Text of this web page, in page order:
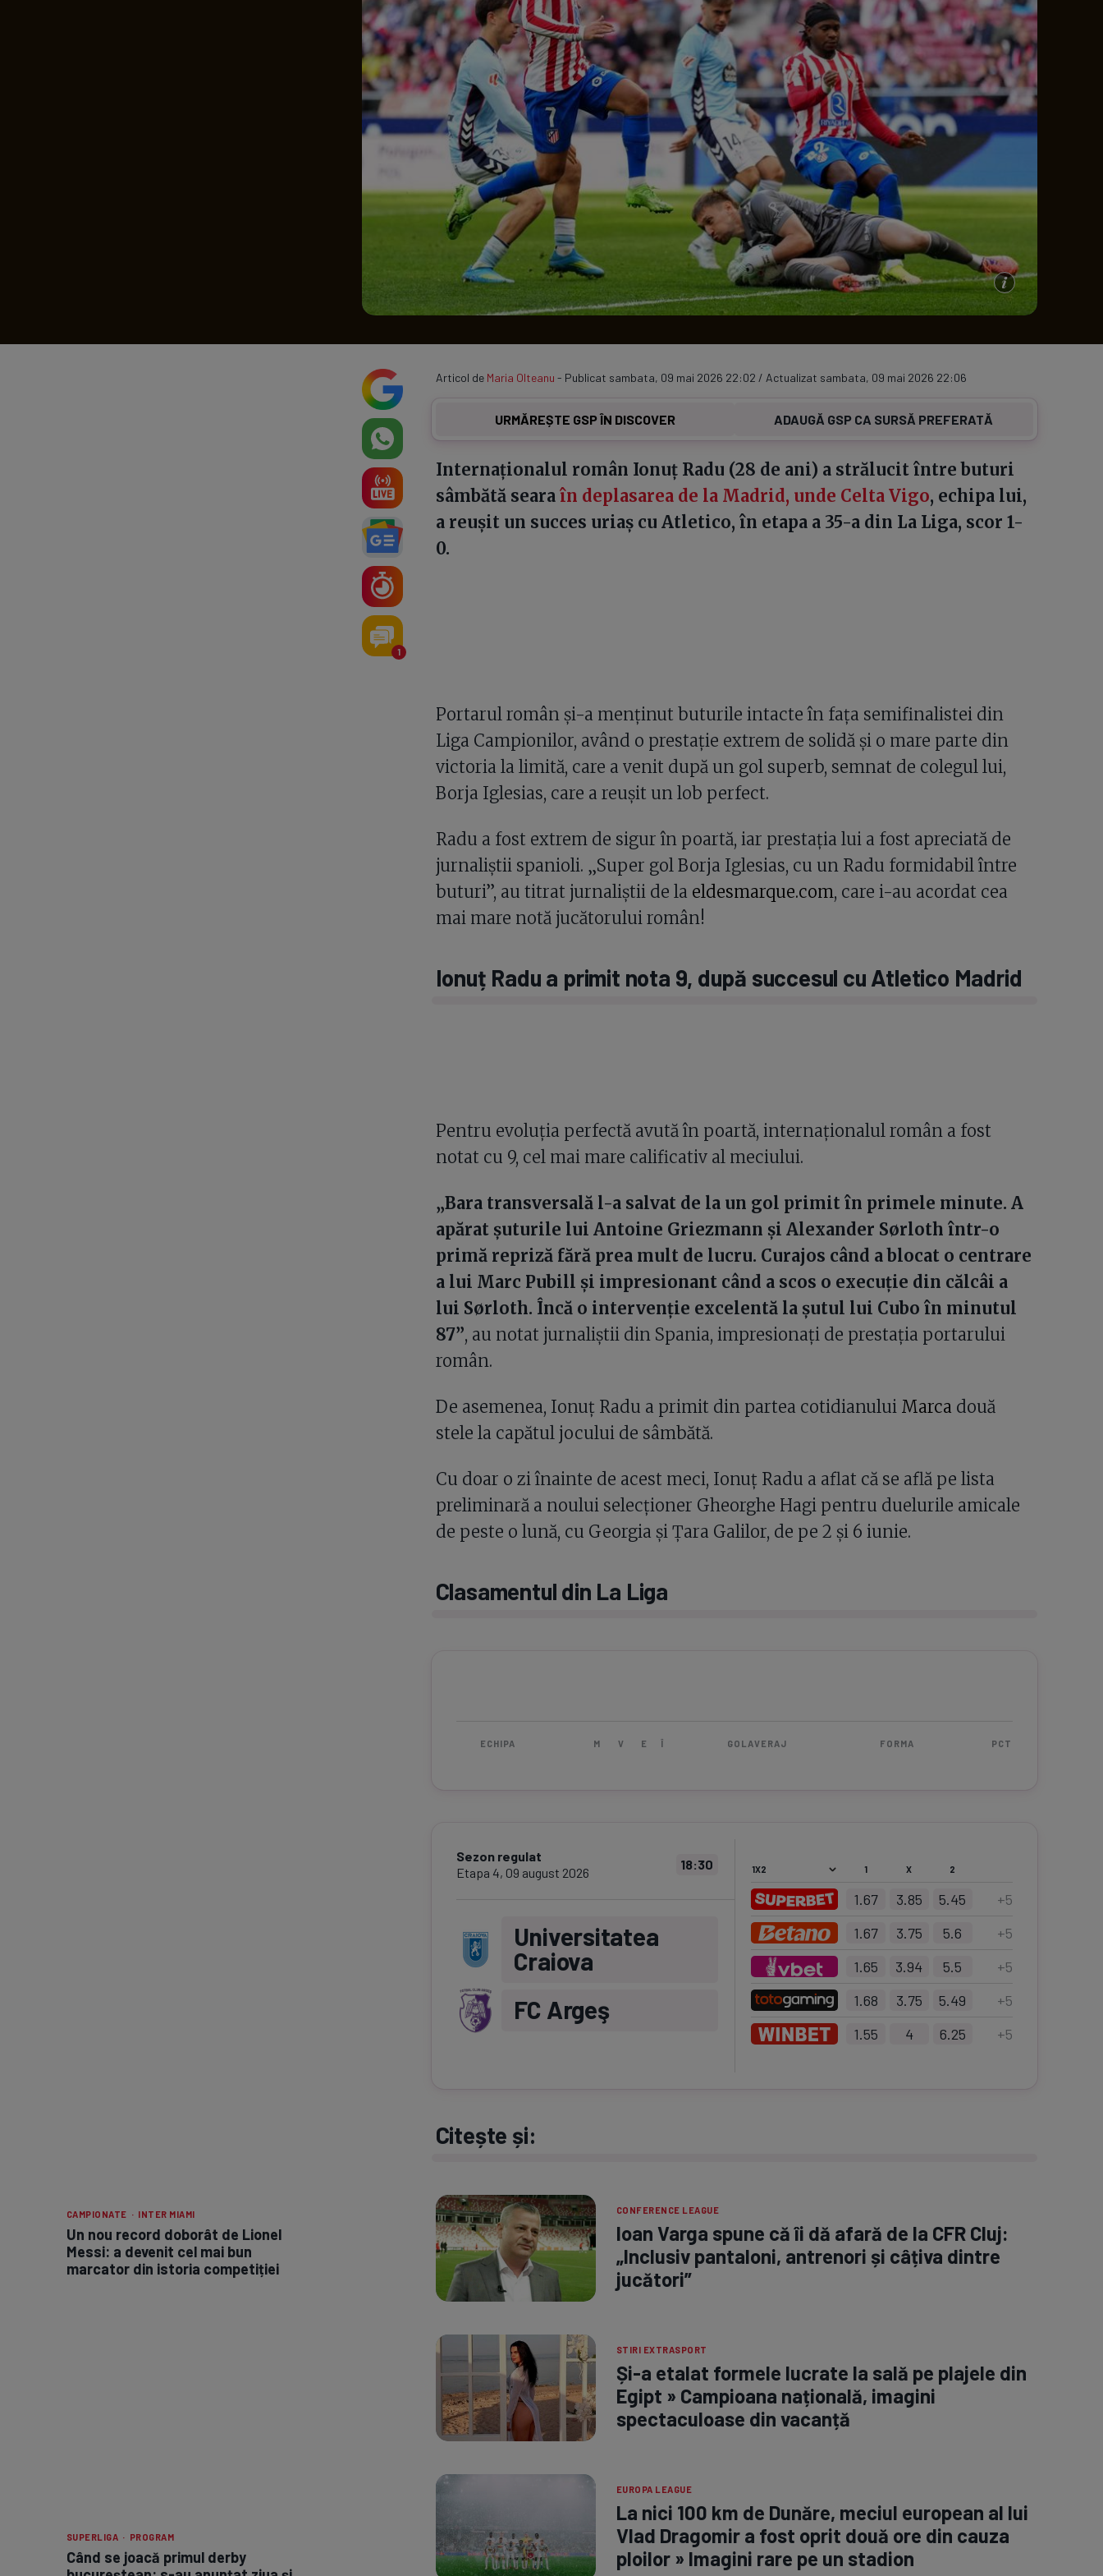
Serie A
Echipe Meciuri Clasament
Program TV
CAMPIONATE · INTER MIAMI
Un nou record doborât de Lionel
Messi: a devenit cel mai bun
marcator din istoria competiției
SUPERLIGA · PROGRAM
Când se joacă primul derby
1
Articol de Maria Olteanu - Publicat sambata, 09 mai 2026 22:02 / Actualizat sambata, 09 mai 2026 22:06
URMĂREȘTE GSP ÎN DISCOVER ADAUGĂ GSP CA SURSĂ PREFERATĂ
Internaționalul român Ionuț Radu (28 de ani) a strălucit între buturi
sâmbătă seara în deplasarea de la Madrid, unde Celta Vigo, echipa lui,
a reușit un succes uriaș cu Atletico, în etapa a 35-a din La Liga, scor 1-
0.
Portarul român și-a menținut buturile intacte în fața semifinalistei din
Liga Campionilor, având o prestație extrem de solidă și o mare parte din
victoria la limită, care a venit după un gol superb, semnat de colegul lui,
Borja Iglesias, care a reușit un lob perfect.
Radu a fost extrem de sigur în poartă, iar prestația lui a fost apreciată de
jurnaliștii spanioli. „Super gol Borja Iglesias, cu un Radu formidabil între
buturi”, au titrat jurnaliștii de la eldesmarque.com, care i-au acordat cea
mai mare notă jucătorului român!
Ionuț Radu a primit nota 9, după succesul cu Atletico Madrid
Pentru evoluția perfectă avută în poartă, internaționalul român a fost
notat cu 9, cel mai mare calificativ al meciului.
„Bara transversală l-a salvat de la un gol primit în primele minute. A
apărat șuturile lui Antoine Griezmann și Alexander Sørloth într-o
primă repriză fără prea mult de lucru. Curajos când a blocat o centrare
a lui Marc Pubill și impresionant când a scos o execuție din călcâi a
lui Sørloth. Încă o intervenție excelentă la șutul lui Cubo în minutul
87”, au notat jurnaliștii din Spania, impresionați de prestația portarului
român.
De asemenea, Ionuț Radu a primit din partea cotidianului Marca două
stele la capătul jocului de sâmbătă.
Cu doar o zi înainte de acest meci, Ionuț Radu a aflat că se află pe lista
preliminară a noului selecționer Gheorghe Hagi pentru duelurile amicale
de peste o lună, cu Georgia și Țara Galilor, de pe 2 și 6 iunie.
Clasamentul din La Liga
ECHIPA M V E Î GOLAVERAJ FORMA PCT
Sezon regulat
Etapa 4, 09 august 2026
18:30
Universitatea
Craiova
FC Argeş
1 X 2
1.67 3.85 5.45 +5
1.67
3.75 5.6 +5
1.65
3.94 5.5 +5
1.68
3.75 5.49 +5
1.55
4 6.25 +5
Citește și:
CONFERENCE LEAGUE
Ioan Varga spune că îi dă afară de la CFR Cluj:
„Inclusiv pantaloni, antrenori și câțiva dintre
jucători”
STIRI EXTRASPORT
Și-a etalat formele lucrate la sală pe plajele din
Egipt » Campioana națională, imagini
spectaculoase din vacanță
EUROPA LEAGUE
La nici 100 km de Dunăre, meciul european al lui
Vlad Dragomir a fost oprit două ore din cauza
ploilor » Imagini rare pe un stadion